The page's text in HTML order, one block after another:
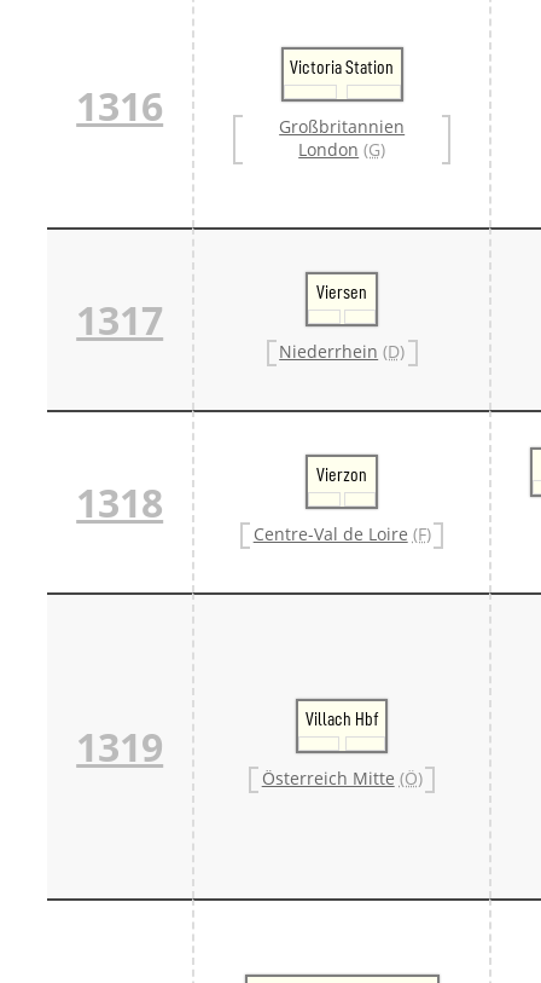
1316
Victoria Station
Großbritannien
London (G)
1317
Viersen
Niederrhein (D)
1318
Vierzon
Centre-Val de Loire (F)
1319
Villach Hbf
Österreich Mitte (Ö)